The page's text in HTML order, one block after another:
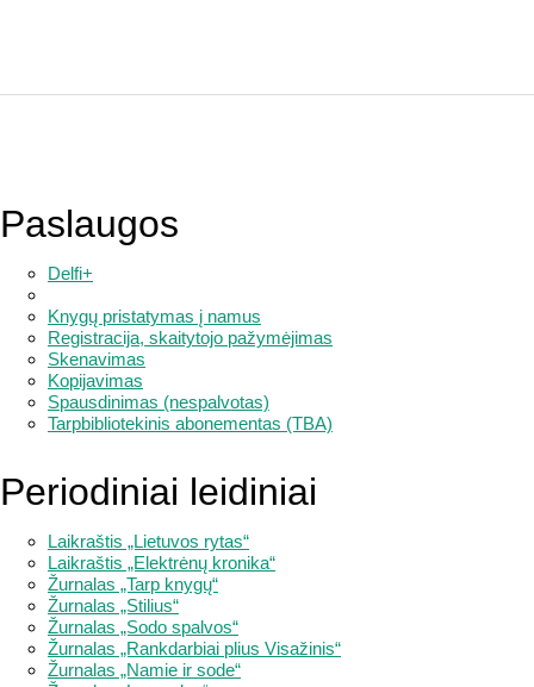
Paslaugos
Delfi+
Knygų pristatymas į namus
Registracija, skaitytojo pažymėjimas
Skenavimas
Kopijavimas
Spausdinimas (nespalvotas)
Tarpbibliotekinis abonementas (TBA)
Periodiniai leidiniai
Laikraštis „Lietuvos rytas“
Laikraštis „Elektrėnų kronika“
Žurnalas „Tarp knygų“
Žurnalas „Stilius“
Žurnalas „Sodo spalvos“
Žurnalas „Rankdarbiai plius Visažinis“
Žurnalas „Namie ir sode“